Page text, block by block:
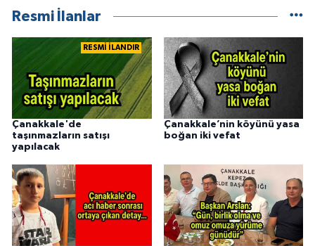
Resmi İlanlar
RESMİ İLANDIR
Çanakkale'de
taşınmazların satışı
yapılacak
Çanakkale’nin köyünü yasa
boğan iki vefat